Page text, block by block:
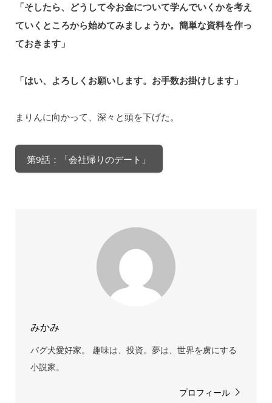
「そしたら、どうして今お金について学んでいくかを考え
ていくところから始めてみましょうか。簡単な資料を作っ
ておきます」
「はい、よろしくお願いします。お手数お掛けします」
まりんに向かって、深々と頭を下げた。
第9話：「会社帰りのデート」
みかみ
パグ犬愛好家。 趣味は、投資。夢は、世界を虜にする
小説家。
プロフィール